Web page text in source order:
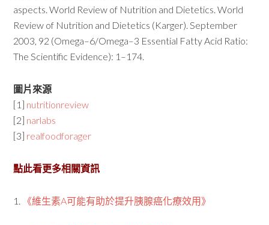
aspects. World Review of Nutrition and Dietetics. World
Review of Nutrition and Dietetics (Karger). September
2003, 92 (Omega–6/Omega–3 Essential Fatty Acid Ratio:
The Scientific Evidence): 1–174.
圖片來源
[1] nutritionreview
[2] narlabs
[3] realfoodforager
點此看更多相關資訊
1. 《維生素A可能有助於提升胰腺癌化療效用》